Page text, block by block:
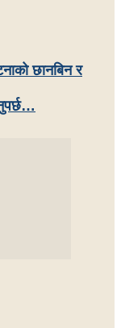
छानबिन र